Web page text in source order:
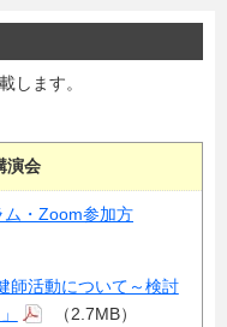
します。
演会
・Zoom参加方
師活動について～検討
（2.7MB）